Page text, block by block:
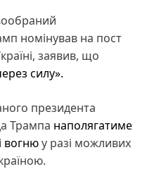
номінував на пост
заявив, що
силу».
президента
Трампа наполягатиме
вогнюу разі можливих